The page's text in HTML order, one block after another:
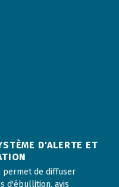
D'ALERTE ET
permet de diffuser
d'ébullition, avis